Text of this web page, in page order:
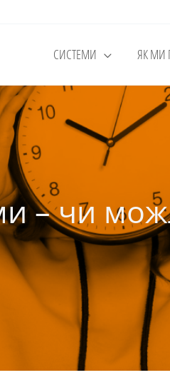
СИСТЕМИ ЯК МИ
– чи